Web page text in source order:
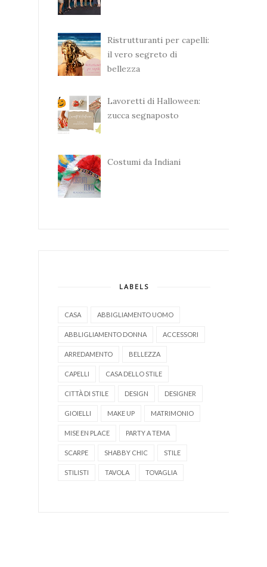
Ristrutturanti per capelli:
il vero segreto di
bellezza
Lavoretti di Halloween:
zucca segnaposto
Costumi da Indiani
LABELS
CASA ABBIGLIAMENTO UOMO
ABBLIGLIAMENTO DONNA ACCESSORI
ARREDAMENTO BELLEZZA
CAPELLI CASA DELLO STILE
CITTÀ DI STILE DESIGN DESIGNER
GIOIELLI MAKE UP MATRIMONIO
MISE EN PLACE PARTY A TEMA
SCARPE SHABBY CHIC STILE
STILISTI TAVOLA TOVAGLIA